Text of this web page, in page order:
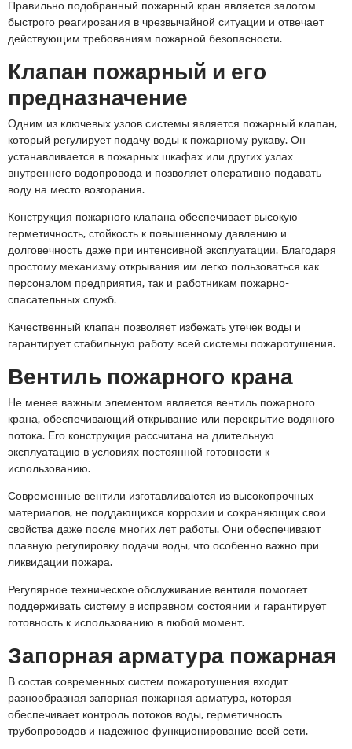
Правильно подобранный пожарный кран является залогом
быстрого реагирования в чрезвычайной ситуации и отвечает
действующим требованиям пожарной безопасности.
Клапан пожарный и его
предназначение
Одним из ключевых узлов системы является пожарный клапан,
который регулирует подачу воды к пожарному рукаву. Он
устанавливается в пожарных шкафах или других узлах
внутреннего водопровода и позволяет оперативно подавать
воду на место возгорания.
Конструкция пожарного клапана обеспечивает высокую
герметичность, стойкость к повышенному давлению и
долговечность даже при интенсивной эксплуатации. Благодаря
простому механизму открывания им легко пользоваться как
персоналом предприятия, так и работникам пожарно-
спасательных служб.
Качественный клапан позволяет избежать утечек воды и
гарантирует стабильную работу всей системы пожаротушения.
Вентиль пожарного крана
Не менее важным элементом является вентиль пожарного
крана, обеспечивающий открывание или перекрытие водяного
потока. Его конструкция рассчитана на длительную
эксплуатацию в условиях постоянной готовности к
использованию.
Современные вентили изготавливаются из высокопрочных
материалов, не поддающихся коррозии и сохраняющих свои
свойства даже после многих лет работы. Они обеспечивают
плавную регулировку подачи воды, что особенно важно при
ликвидации пожара.
Регулярное техническое обслуживание вентиля помогает
поддерживать систему в исправном состоянии и гарантирует
готовность к использованию в любой момент.
Запорная арматура пожарная
В состав современных систем пожаротушения входит
разнообразная запорная пожарная арматура, которая
обеспечивает контроль потоков воды, герметичность
трубопроводов и надежное функционирование всей сети.